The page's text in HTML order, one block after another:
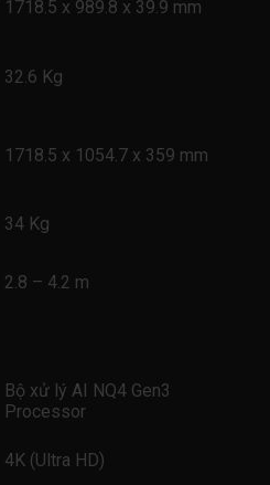
1718.5 x 989.8 x 39.9 mm
32.6 Kg
1718.5 x 1054.7 x 359 mm
34 Kg
2.8 – 4.2 m
Bộ xử lý AI NQ4 Gen3
Processor
4K (Ultra HD)